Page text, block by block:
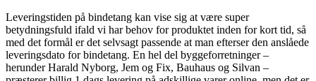
Leveringstiden på bindetang kan vise sig at være super
betydningsfuld ifald vi har behov for produktet inden for kort tid, så
med det formål er det selvsagt passende at man efterser den anslåede
leveringsdato for bindetang. En hel del byggeforretninger –
herunder Harald Nyborg, Jem og Fix, Bauhaus og Silvan –